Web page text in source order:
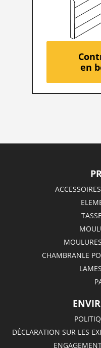
en
CHAMBRANLE
DÉCLARATION SUR LES